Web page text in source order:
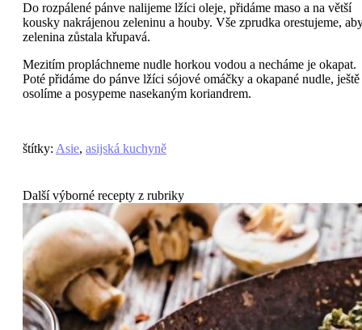
Do rozpálené pánve nalijeme lžíci oleje, přidáme maso a na větší
kousky nakrájenou zeleninu a houby. Vše zprudka orestujeme,
zelenina zůstala křupavá.
Mezitím propláchneme nudle horkou vodou a necháme je okapat.
Poté přidáme do pánve lžíci sójové omáčky a okapané nudle, ještě
osolíme a posypeme nasekaným koriandrem.
štítky: Asie, asijská kuchyně
Další výborné recepty z rubriky